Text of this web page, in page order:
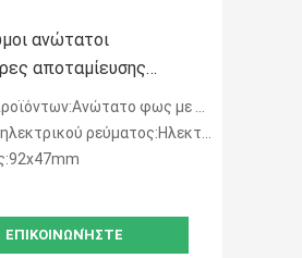
ανώτατοι
αποταμίευσης
W με 3 λεπίδες
φως με τον ανεμιστήρα
ρεύματος:Ηλεκτρική δύναμη
ΕΠΙΚΟΙΝΩΝΉΣΤΕ